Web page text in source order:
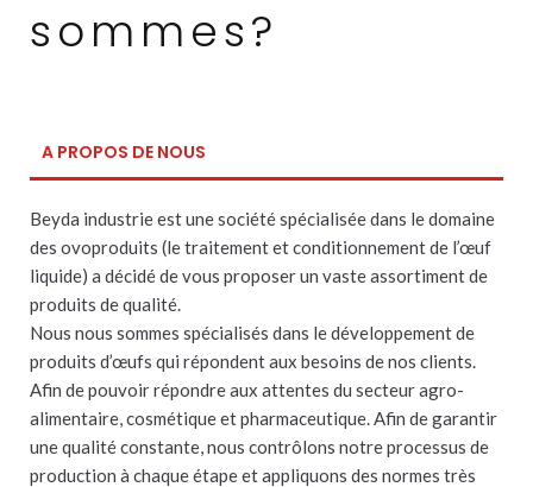
sommes?
A PROPOS DE NOUS
Beyda industrie est une société spécialisée dans le domaine
des ovoproduits (le traitement et conditionnement de l’œuf
liquide) a décidé de vous proposer un vaste assortiment de
produits de qualité.
Nous nous sommes spécialisés dans le développement de
produits d’œufs qui répondent aux besoins de nos clients.
Afin de pouvoir répondre aux attentes du secteur agro-
alimentaire, cosmétique et pharmaceutique. Afin de garantir
une qualité constante, nous contrôlons notre processus de
production à chaque étape et appliquons des normes très